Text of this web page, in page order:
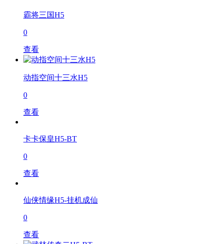
霸将三国H5
0
查看
动指空间十三水H5
0
查看
卡卡保皇H5-BT
0
查看
仙侠情缘H5-挂机成仙
0
查看